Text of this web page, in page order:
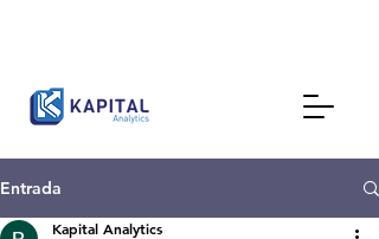
Entrada
Kapital Analytics